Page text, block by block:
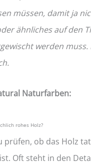
müssen, damit ja
ähnliches auf den
werden muss.
Naturfarben:
rohes Holz?
prüfen, ob das Holz
Oft steht in den